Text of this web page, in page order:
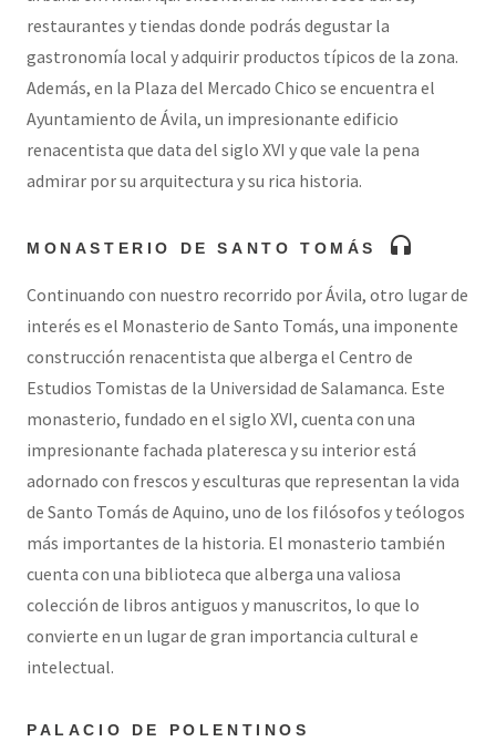
restaurantes y tiendas donde podrás degustar la
gastronomía local y adquirir productos típicos de la zona.
Además, en la Plaza del Mercado Chico se encuentra el
Ayuntamiento de Ávila, un impresionante edificio
renacentista que data del siglo XVI y que vale la pena
admirar por su arquitectura y su rica historia.
MONASTERIO DE SANTO TOMÁS headphones
Continuando con nuestro recorrido por Ávila, otro lugar de
interés es el Monasterio de Santo Tomás, una imponente
construcción renacentista que alberga el Centro de
Estudios Tomistas de la Universidad de Salamanca. Este
monasterio, fundado en el siglo XVI, cuenta con una
impresionante fachada plateresca y su interior está
adornado con frescos y esculturas que representan la vida
de Santo Tomás de Aquino, uno de los filósofos y teólogos
más importantes de la historia. El monasterio también
cuenta con una biblioteca que alberga una valiosa
colección de libros antiguos y manuscritos, lo que lo
convierte en un lugar de gran importancia cultural e
intelectual.
PALACIO DE POLENTINOS